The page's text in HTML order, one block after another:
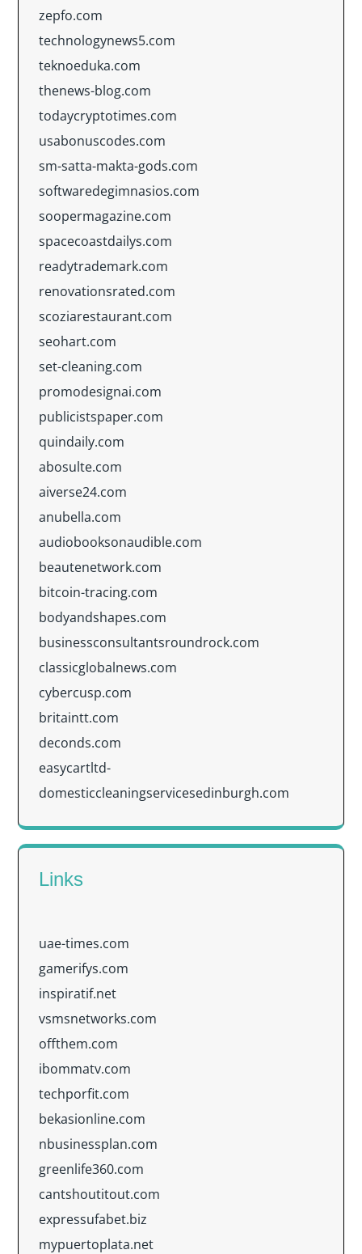
zepfo.com
technologynews5.com
teknoeduka.com
thenews-blog.com
todaycryptotimes.com
usabonuscodes.com
sm-satta-makta-gods.com
softwaredegimnasios.com
soopermagazine.com
spacecoastdailys.com
readytrademark.com
renovationsrated.com
scoziarestaurant.com
seohart.com
set-cleaning.com
promodesignai.com
publicistspaper.com
quindaily.com
abosulte.com
aiverse24.com
anubella.com
audiobooksonaudible.com
beautenetwork.com
bitcoin-tracing.com
bodyandshapes.com
businessconsultantsroundrock.com
classicglobalnews.com
cybercusp.com
britaintt.com
deconds.com
easycartltd-
domesticcleaningservicesedinburgh.com
Links
uae-times.com
gamerifys.com
inspiratif.net
vsmsnetworks.com
offthem.com
ibommatv.com
techporfit.com
bekasionline.com
nbusinessplan.com
greenlife360.com
cantshoutitout.com
expressufabet.biz
mypuertoplata.net